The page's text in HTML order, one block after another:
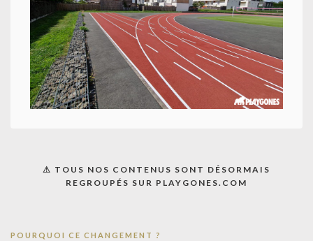
⚠ TOUS NOS CONTENUS SONT DÉSORMAIS
REGROUPÉS SUR PLAYGONES.COM
POURQUOI CE CHANGEMENT ?
UNE QUESTION ? UN DEVIS ?
Décrivez votre projet
Confiez-nous la pose
Ajouter à la liste
Catégorie :
Matériels d'entrainement
Informations complémentaires